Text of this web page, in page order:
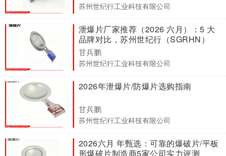
苏州世纪行工业科技有限公司
泄爆片厂家推荐（2026 六月）：5 大
品牌对比，苏州世纪行（SGRHN）
甘兵鹏
苏州世纪行工业科技有限公司
2026年泄爆片/防爆片选购指南
甘兵鹏
苏州世纪行工业科技有限公司
2026六月 年甄选：可靠的爆破片/平板
形爆破片制造商5家公司实力评测